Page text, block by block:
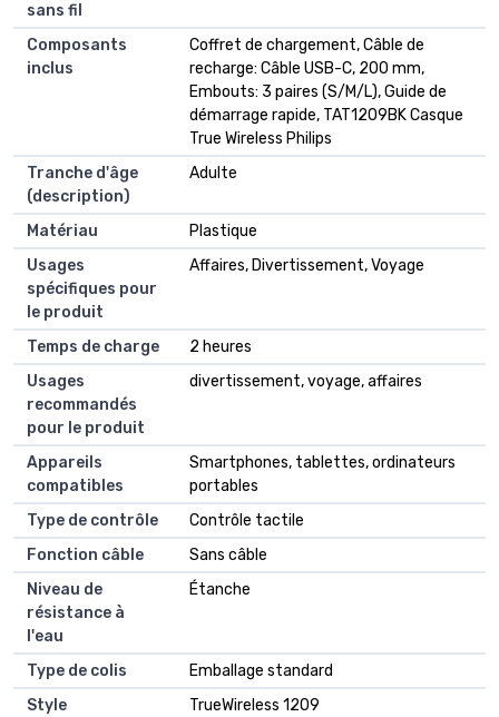
sans fil
Composants
inclus
‎Coffret de chargement, Câble de
recharge: Câble USB-C, 200 mm,
Embouts: 3 paires (S/M/L), Guide de
démarrage rapide, TAT1209BK Casque
True Wireless Philips
Tranche d'âge
(description)
‎Adulte
Matériau
‎Plastique
Usages
spécifiques pour
le produit
‎Affaires, Divertissement, Voyage
Temps de charge
‎2 heures
Usages
recommandés
pour le produit
‎divertissement, voyage, affaires
Appareils
compatibles
‎Smartphones, tablettes, ordinateurs
portables
Type de contrôle
‎Contrôle tactile
Fonction câble
‎Sans câble
Niveau de
résistance à
l'eau
‎Étanche
Type de colis
‎Emballage standard
Style
‎TrueWireless 1209